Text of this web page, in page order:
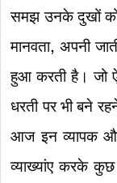
समझ उनके दुखों
मानवता, अपनी
हुआ करती है। जो
धरती पर भी बने
आज इन व्यापक
व्याख्यांए करके